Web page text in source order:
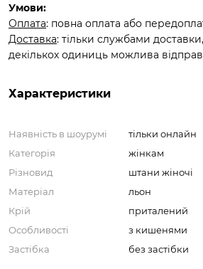
Умови:
Оплата: повна оплата або
Доставка: тільки службами
декількох одиниць можлива
Характеристики
Наявність в шоурумі
тільки онлайн
Категорія
жінкам
Різновид
штани жіночі
Матеріал
льон
Крій
приталений
Особливості
з кишенями
Застібка
без застібки